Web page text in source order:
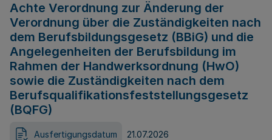
Achte Verordnung zur Änderung der
Verordnung über die Zuständigkeiten nach
dem Berufsbildungsgesetz (BBiG) und die
Angelegenheiten der Berufsbildung im
Rahmen der Handwerksordnung (HwO)
sowie die Zuständigkeiten nach dem
Berufsqualifikationsfeststellungsgesetz
(BQFG)
Ausfertigungsdatum 21.07.2026